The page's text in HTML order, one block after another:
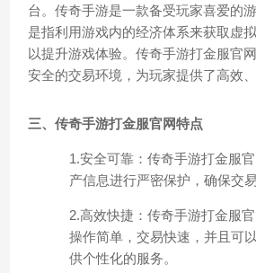
台。传奇手游是一款备受玩家喜爱的
是指利用游戏内的经济体系来获取虚
以提升游戏体验。传奇手游打金服官
安全的交易环境，为玩家提供了高效
三、传奇手游打金服官网特点
1.安全可靠：传奇手游打金服
产信息进行严密保护，确保交
2.高效快捷：传奇手游打金服
操作简单，交易快速，并且可
供个性化的服务。